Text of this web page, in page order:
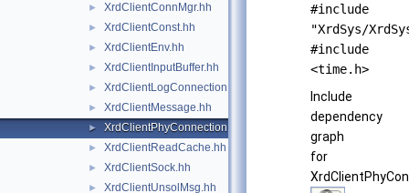
► XrdClientConnMgr.hh
► XrdClientConst.hh
► XrdClientEnv.hh
► XrdClientInputBuffer.hh
► XrdClientLogConnection.hh
► XrdClientMessage.hh
► XrdClientPhyConnection.hh
► XrdClientReadCache.hh
► XrdClientSock.hh
► XrdClientUnsolMsg.hh
#include
"XrdSys/
#include
<time.h>
Include
dependency
graph
for